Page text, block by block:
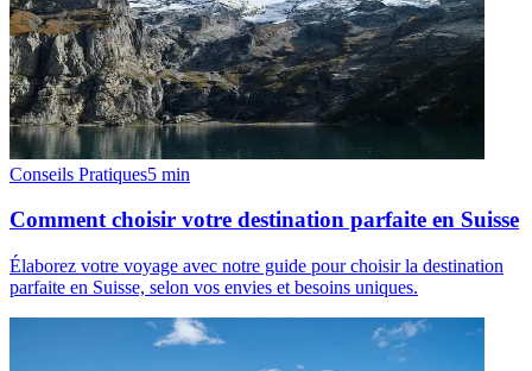
Conseils Pratiques5 min
Comment choisir votre destination parfaite en Suisse
Élaborez votre voyage avec notre guide pour choisir la destination
parfaite en Suisse, selon vos envies et besoins uniques.